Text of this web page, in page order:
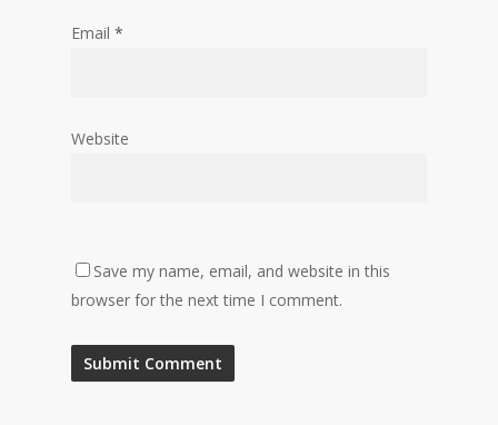
Email *
Website
Save my name, email, and website in this
browser for the next time I comment.